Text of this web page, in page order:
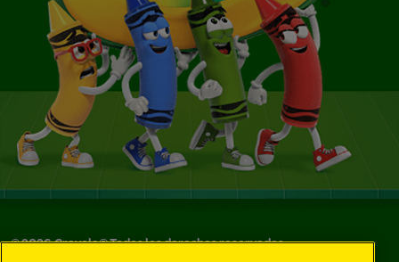
©2026Crayola® Todos los derechos reservados.